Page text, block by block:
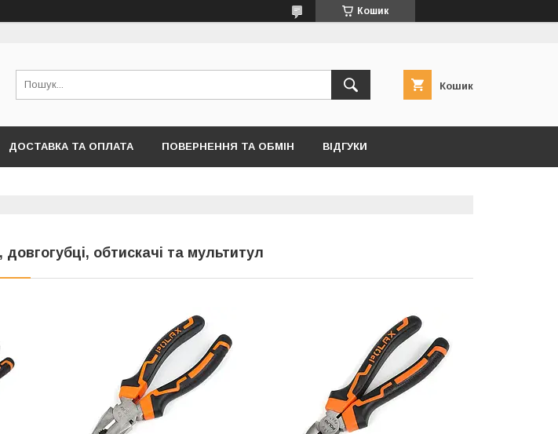
Кошик
Кошик
ДОСТАВКА ТА ОПЛАТА ПОВЕРНЕННЯ ТА ОБМІН ВІДГУКИ
довгогубці, обтискачі та мультитул